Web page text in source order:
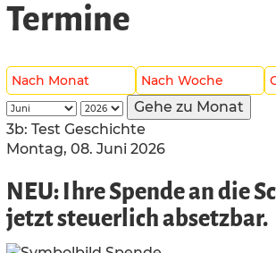
Termine
Nach Monat Nach Woche
Gehe zu Monat
3b: Test Geschichte
Montag, 08. Juni 2026
NEU: Ihre Spende an die
jetzt steuerlich absetzbar.